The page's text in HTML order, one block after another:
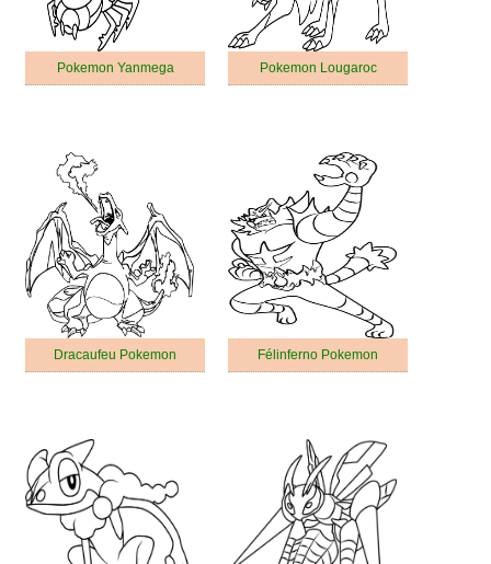
Pokemon Yanmega Pokemon Lougaroc
Dracaufeu Pokemon Félinferno Pokemon